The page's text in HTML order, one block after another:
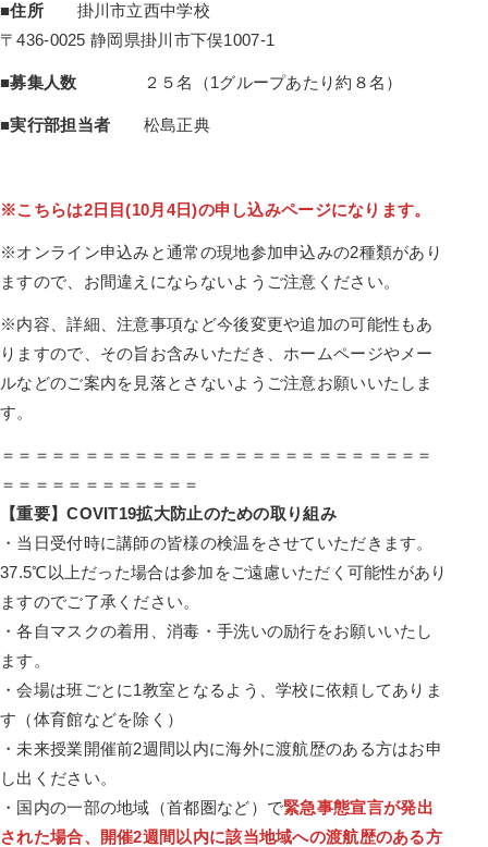
■住所掛川市立西中学校
〒436-0025 静岡県掛川市下俣1007-1
■募集人数 ２５名（1グループあたり約８名）
■実行部担当者 松島正典
※こちらは2日目(10月4日)の申し込みページになります。
※オンライン申込みと通常の現地参加申込みの2種類があり
ますので、お間違えにならないようご注意ください。
※内容、詳細、注意事項など今後変更や追加の可能性もあ
りますので、その旨お含みいただき、ホームページやメー
ルなどのご案内を見落とさないようご注意お願いいたしま
す。
＝＝＝＝＝＝＝＝＝＝＝＝＝＝＝＝＝＝＝＝＝＝＝＝＝＝
＝＝＝＝＝＝＝＝＝＝＝＝
【重要】COVIT19拡大防止のための取り組み
・当日受付時に講師の皆様の検温をさせていただきます。
37.5℃以上だった場合は参加をご遠慮いただく可能性があり
ますのでご了承ください。
・各自マスクの着用、消毒・手洗いの励行をお願いいたし
ます。
・会場は班ごとに1教室となるよう、学校に依頼してありま
す（体育館などを除く）
・未来授業開催前2週間以内に海外に渡航歴のある方はお申
し出ください。
・国内の一部の地域（首都圏など）で緊急事態宣言が発出
された場合、開催2週間以内に該当地域への渡航歴のある方